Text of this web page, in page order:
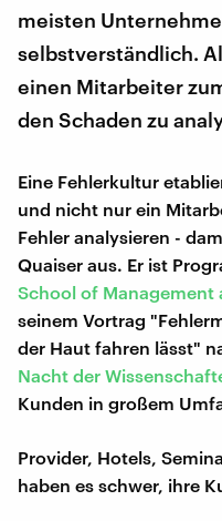
meisten
selbstverständlich.
einen Mitarbeiter
den Schaden zu
Eine Fehlerkultur
und nicht nur ein
Fehler analysieren -
Quaiser aus. Er ist
School of Management
seinem Vortrag
der Haut fahren lässt"
Nacht der
Kunden in großem
Provider, Hotels,
haben es schwer, ihre